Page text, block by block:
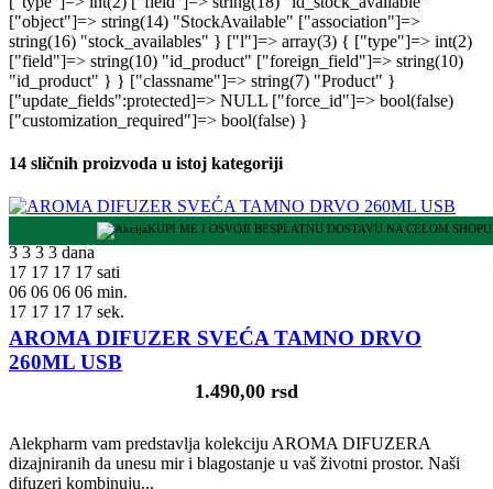
14 sličnih proizvoda u istoj kategoriji
KUPI ME I OSVOJI BESPLATNU DOSTAVU NA CELOM SHOPU
3 3 3 3 dana
17 17 17 17 sati
06 06 06 06 min.
16 16 16 16 sek.
AROMA DIFUZER SVEĆA TAMNO DRVO
260ML USB
1.490,00 rsd
Alekpharm vam predstavlja kolekciju AROMA DIFUZERA
dizajniranih da unesu mir i blagostanje u vaš životni prostor. Naši
difuzeri kombinuju...